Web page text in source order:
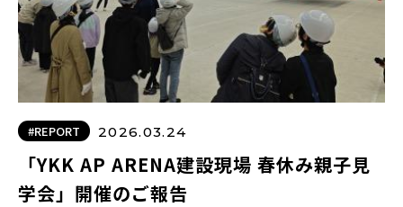
#REPORT 2026.03.24
「YKK AP ARENA建設現場 春休み親子見
学会」開催のご報告